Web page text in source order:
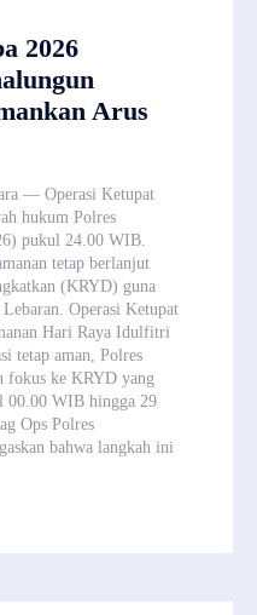
2026
Arus
— Operasi Ketupat
hukum Polres
pukul 24.00 WIB.
tetap berlanjut
(KRYD) guna
Operasi Ketupat
Hari Raya Idulfitri
tetap aman, Polres
fokus ke KRYD yang
00.00 WIB hingga 29
Ops Polres
bahwa langkah ini